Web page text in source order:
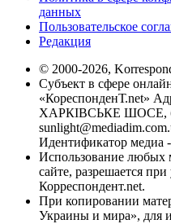
данных
Пользовательское
Редакция
© 2000-2026,
Субъект в сфере
«КореспонденТ.net»
ХАРКІВСЬКЕ ШОСЕ,
Идентификатор медиа
Использование любых
сайте, разрешается
Корреспондент.net.
При копировании
Украины и мира», для